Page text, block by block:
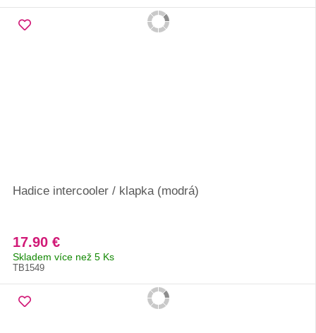
Hadice intercooler / klapka (modrá)
17.90 €
Skladem více než 5 Ks
TB1549